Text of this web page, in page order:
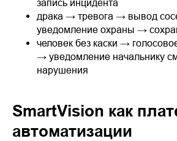
запись инцидента
драка → тревога → вывод
уведомление охраны →
человек без каски →
→ уведомление начальнику
нарушения
SmartVision как
автоматизации